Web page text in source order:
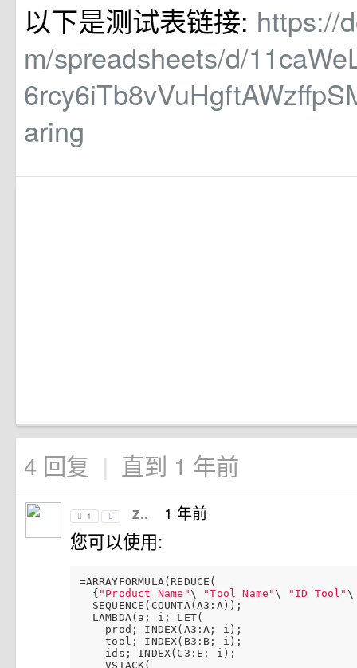
以下是测试表链接: https://
m/spreadsheets/d/
aring
4 回复 | 直到 1 年前
1 z.. 1 年前
您可以使用:
=ARRAYFORMULA(REDUCE(
  {
"Product Name"\ "Tool Name"\ "ID Tool"
  SEQUENCE(COUNTA(A3:A));
  LAMBDA(a; i; LET(
    prod; INDEX(A3:A; i);
    tool; INDEX(B3:B; i);
    ids; INDEX(C3:E; i);
    VSTACK(